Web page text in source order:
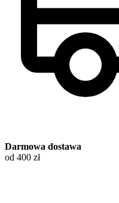
Darmowa dostawa
od 400 zł